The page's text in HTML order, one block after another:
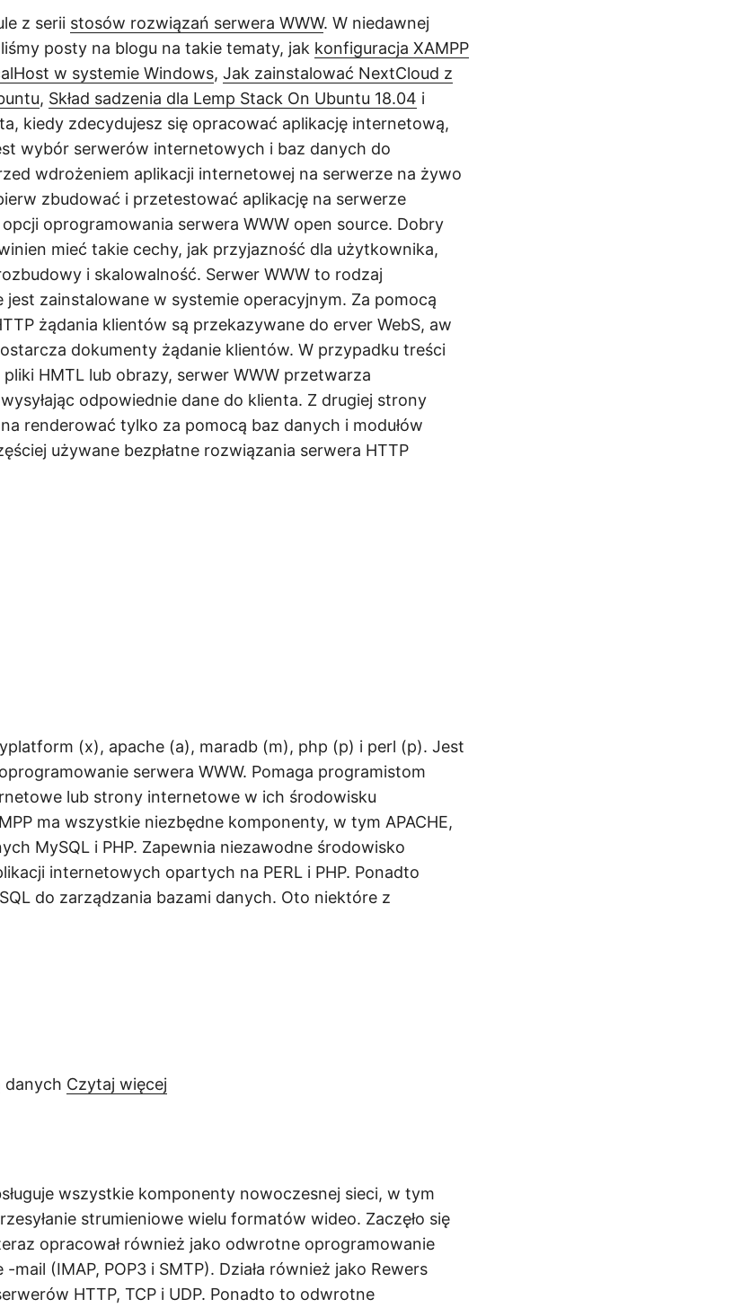
z serii stosów rozwiązań serwera WWW. W niedawnej
posty na blogu na takie tematy, jak konfiguracja XAMPP
w systemie Windows, Jak zainstalować NextCloud z
, Skład sadzenia dla Lemp Stack On Ubuntu 18.04 i
kiedy zdecydujesz się opracować aplikację internetową,
wybór serwerów internetowych i baz danych do
wdrożeniem aplikacji internetowej na serwerze na żywo
zbudować i przetestować aplikację na serwerze
oprogramowania serwera WWW open source. Dobry
mieć takie cechy, jak przyjazność dla użytkownika,
i skalowalność. Serwer WWW to rodzaj
zainstalowane w systemie operacyjnym. Za pomocą
żądania klientów są przekazywane do erver WebS, aw
dokumenty żądanie klientów. W przypadku treści
HMTL lub obrazy, serwer WWW przetwarza
odpowiednie dane do klienta. Z drugiej strony
renderować tylko za pomocą baz danych i modułów
używane bezpłatne rozwiązania serwera HTTP
(x), apache (a), maradb (m), php (p) i perl (p). Jest
serwera WWW. Pomaga programistom
lub strony internetowe w ich środowisku
ma wszystkie niezbędne komponenty, w tym APACHE,
MySQL i PHP. Zapewnia niezawodne środowisko
internetowych opartych na PERL i PHP. Ponadto
do zarządzania bazami danych. Oto niektóre z
danych Czytaj więcej
wszystkie komponenty nowoczesnej sieci, w tym
strumieniowe wielu formatów wideo. Zaczęło się
opracował również jako odwrotne oprogramowanie
mail (IMAP, POP3 i SMTP). Działa również jako Rewers
HTTP, TCP i UDP. Ponadto to odwrotne